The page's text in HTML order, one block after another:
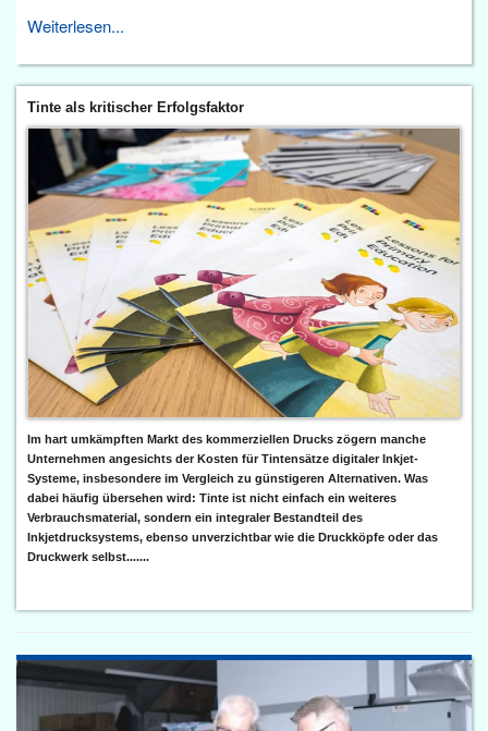
Weiterlesen...
Tinte als kritischer Erfolgsfaktor
Im hart umkämpften Markt des kommerziellen Drucks zögern manche
Unternehmen angesichts der Kosten für Tintensätze digitaler Inkjet-
Systeme, insbesondere im Vergleich zu günstigeren Alternativen. Was
dabei häufig übersehen wird: Tinte ist nicht einfach ein weiteres
Verbrauchsmaterial, sondern ein integraler Bestandteil des
Inkjetdrucksystems, ebenso unverzichtbar wie die Druckköpfe oder das
Druckwerk selbst.......